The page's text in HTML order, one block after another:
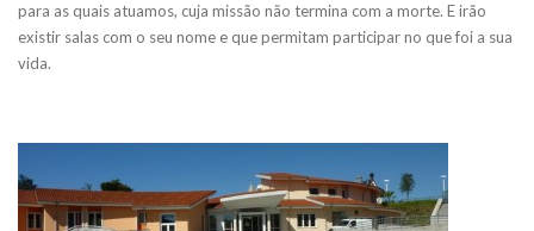
para as quais atuamos, cuja missão não termina com a morte. E irão
existir salas com o seu nome e que permitam participar no que foi a sua
vida.